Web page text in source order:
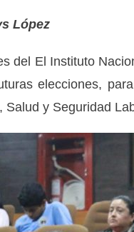
López
del El Instituto
elecciones,
Salud y Seguridad